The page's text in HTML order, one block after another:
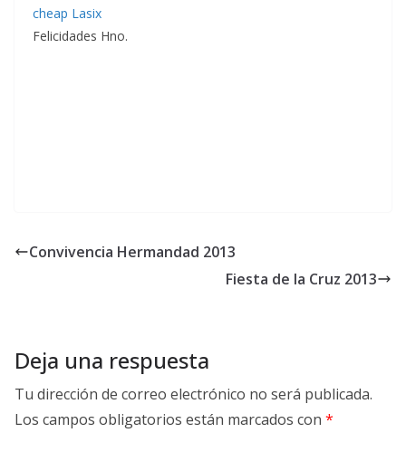
cheap Lasix
Felicidades Hno.
Convivencia Hermandad 2013
Fiesta de la Cruz 2013
Deja una respuesta
Tu dirección de correo electrónico no será publicada.
Los campos obligatorios están marcados con *